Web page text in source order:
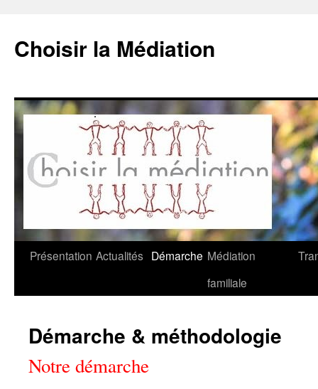
Choisir la Médiation
Aller
Présentation Actualités Démarche Médiation
familiale
Démarche & méthodologie
Notre démarche